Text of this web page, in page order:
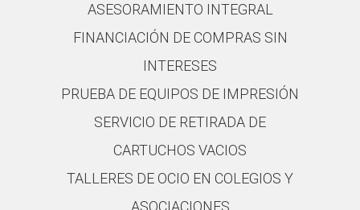
ASESORAMIENTO INTEGRAL
FINANCIACIÓN DE COMPRAS SIN
INTERESES
PRUEBA DE EQUIPOS DE IMPRESIÓN
SERVICIO DE RETIRADA DE
CARTUCHOS VACIOS
TALLERES DE OCIO EN COLEGIOS Y